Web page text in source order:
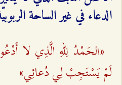
الدعاء في غير الساحة
«الحَمْدُ لِلّهِ الَّذِي لا
لَمْ يَسْتَجِبْ لِي دُعائِي»